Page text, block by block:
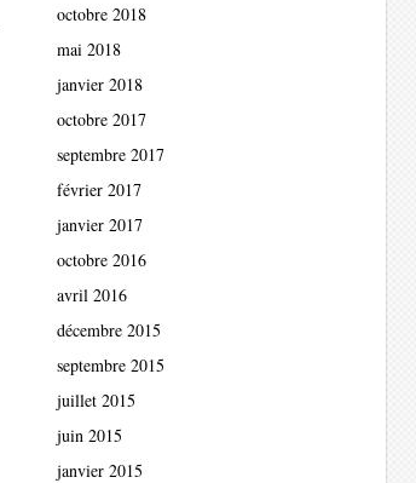
octobre 2018
mai 2018
janvier 2018
octobre 2017
septembre 2017
février 2017
janvier 2017
octobre 2016
avril 2016
décembre 2015
septembre 2015
juillet 2015
juin 2015
janvier 2015